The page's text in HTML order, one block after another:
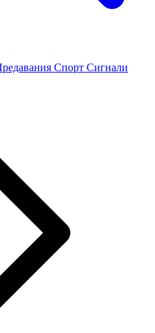
Спорт Сигнали